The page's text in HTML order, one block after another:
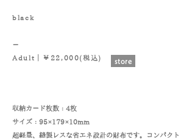
black
－
Adult｜￥22,000(税込)
store
収納カード枚数：4枚
サイズ：95×179×10mm
超軽量、縫製レスな省エネ設計の財布です。コンパクト